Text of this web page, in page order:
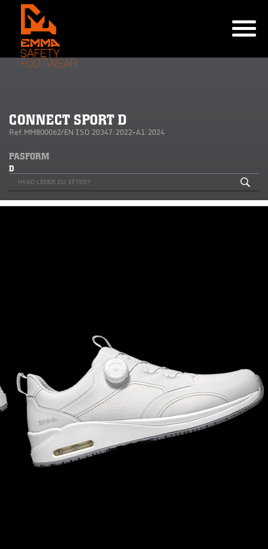
CONNECT SPORT D
Ref.MM800062/EN ISO 20347:2022+A1:2024
PASFORM
D